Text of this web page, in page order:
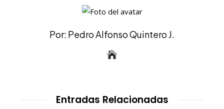
Por: Pedro Alfonso Quintero J.
Entradas Relacionadas